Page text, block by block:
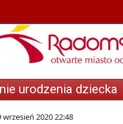
urodzenia dziecka
wrzesień 2020 22:48